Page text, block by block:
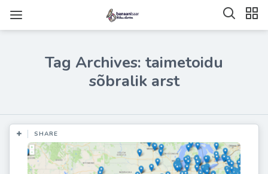
Tag Archives: taimetoidu
sõbralik arst
SHARE